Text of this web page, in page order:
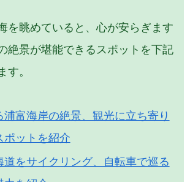
を眺めていると、心が安らぎます
絶景が堪能できるスポットを下記
す。
浦富海岸の絶景、観光に立ち寄り
ポットを紹介
道をサイクリング、自転車で巡る